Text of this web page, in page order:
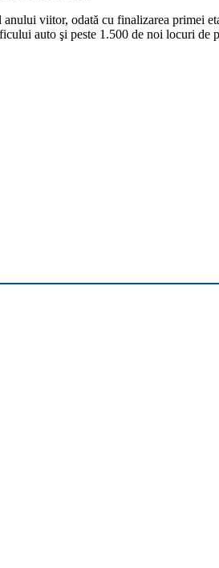
viitor, odată cu finalizarea primei
auto şi peste 1.500 de noi locuri de